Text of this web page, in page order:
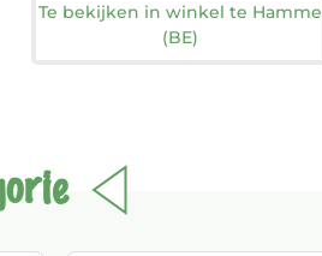
Te bekijken in winkel te Hamme
(BE)